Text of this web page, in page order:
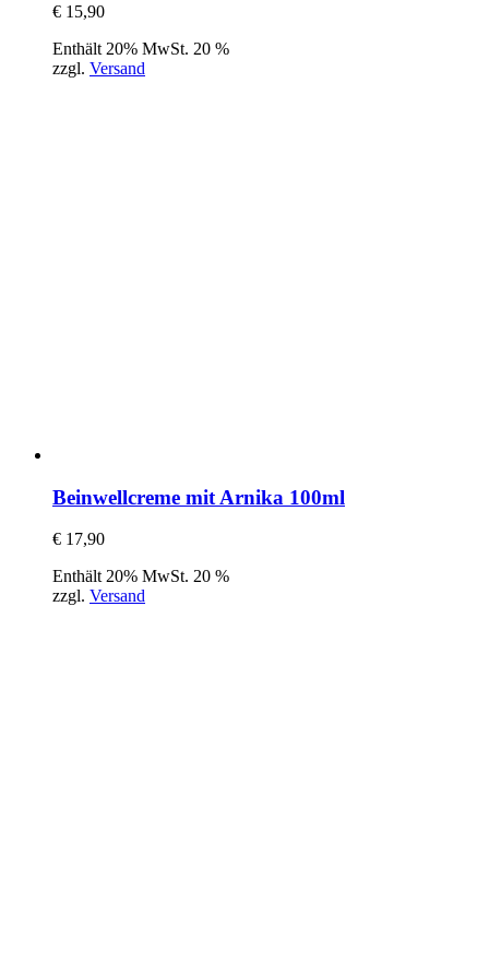
€ 15,90
Enthält 20% MwSt. 20 %
zzgl. Versand
Beinwellcreme mit Arnika 100ml
€ 17,90
Enthält 20% MwSt. 20 %
zzgl. Versand